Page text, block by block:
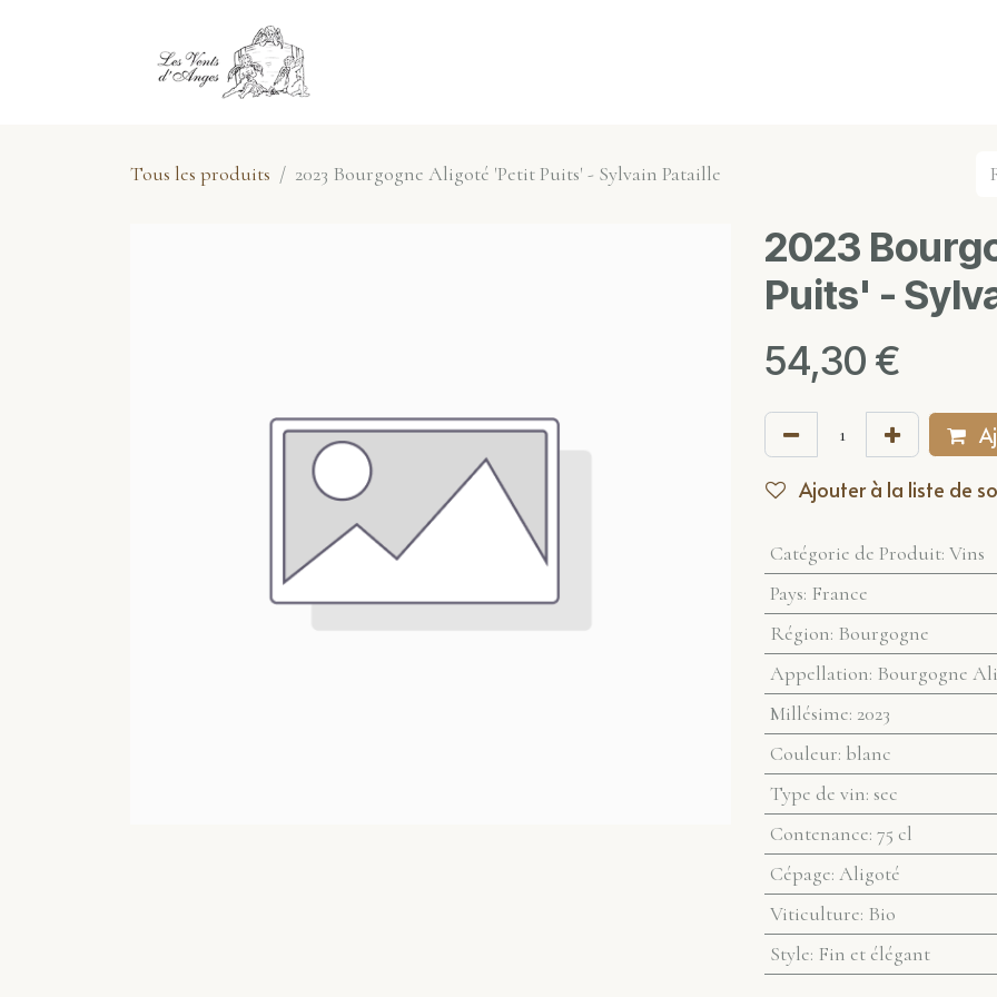
Tous les produits 2023 Bourgogne Aligoté 'Petit Puits' - Sylvain Pataille
2023
Puits' -
54,30 €
Ajouter à la liste de
Catégorie de Produit: Vins
Pays: France
Région: Bourgogne
Appellation: Bourgogne
Millésime: 2023
Couleur: blanc
Type de vin: sec
Contenance: 75 cl
Cépage: Aligoté
Viticulture: Bio
Style: Fin et élégant